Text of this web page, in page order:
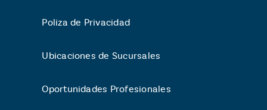
Poliza de Privacidad
Ubicaciones de Sucursales
Oportunidades Profesionales